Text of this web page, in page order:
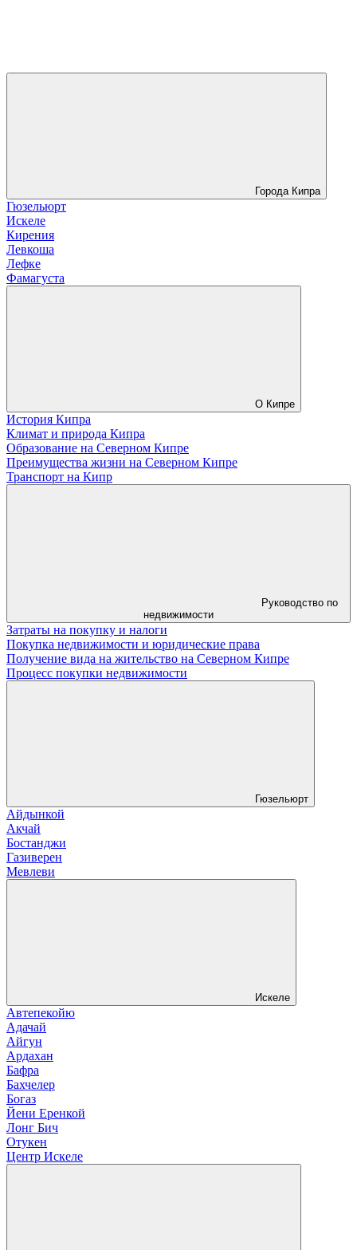
Города Кипра
Гюзельюрт
Искеле
Кирения
Левкоша
Лефке
Фамагуста
О Кипре
История Кипра
Климат и природа Кипра
Образование на Северном Кипре
Преимущества жизни на Северном Кипре
Транспорт на Кипр
Руководство по
недвижимости
Затраты на покупку и налоги
Покупка недвижимости и юридические права
Получение вида на жительство на Северном Кипре
Процесс покупки недвижимости
Гюзельюрт
Айдынкой
Акчай
Бостанджи
Газиверен
Мевлеви
Искеле
Автепекойю
Адачай
Айгун
Ардахан
Бафра
Бахчелер
Богаз
Йени Еренкой
Лонг Бич
Отукен
Центр Искеле